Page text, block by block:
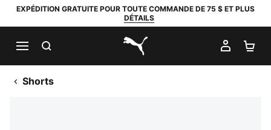
EXPÉDITION GRATUITE POUR TOUTE COMMANDE DE 75 $ ET PLUS
DÉTAILS
PUMA.com
MON
Shorts